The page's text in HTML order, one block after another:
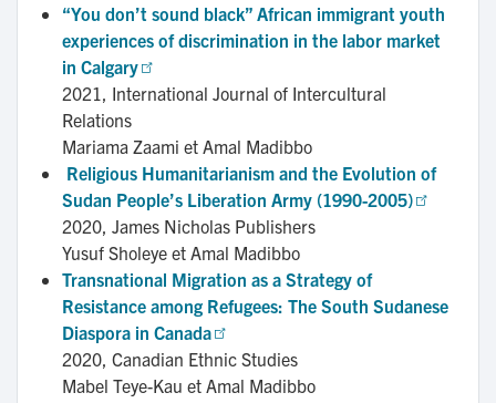
“You don’t sound black” African immigrant youth
experiences of discrimination in the labor market
in Calgary
2021,
International Journal of Intercultural
Relations
Mariama Zaami et Amal Madibbo
Sudan People’s Liberation Army (1990-2005)
2020, James Nicholas Publishers
Yusuf Sholeye et Amal Madibbo
Transnational Migration as a Strategy of
Resistance among Refugees: The South Sudanese
Diaspora in Canada
2020, Canadian Ethnic Studies
Mabel Teye-Kau et Amal Madibbo